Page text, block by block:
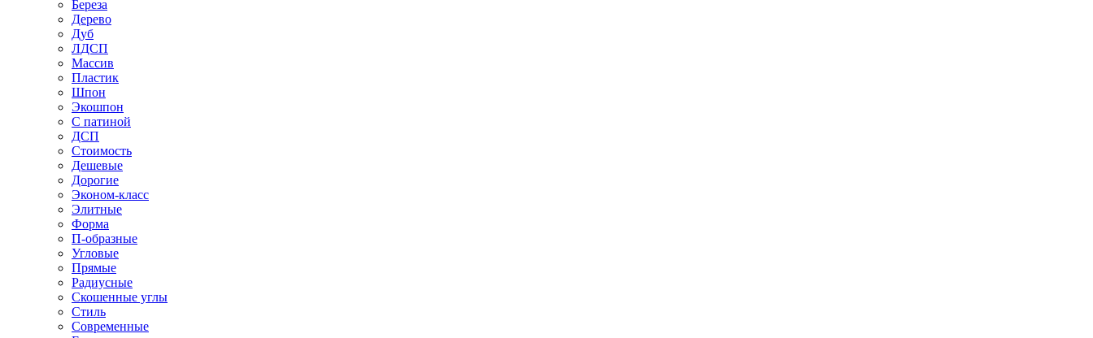
Береза
Дерево
Дуб
ЛДСП
Массив
Пластик
Шпон
Экошпон
С патиной
ДСП
Стоимость
Дешевые
Дорогие
Эконом-класс
Элитные
Форма
П-образные
Угловые
Прямые
Радиусные
Скошенные углы
Стиль
Современные